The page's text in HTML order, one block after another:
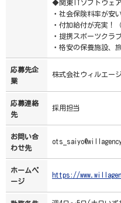
◆関東ITソフトウェ
・社会保険料率が安
・付加給付が充実！
・提携スポーツクラ
・格安の保養施設、
応募先企
業
株式会社ウィルエー
応募連絡
先
採用担当
お問い合
わせ先
ホームペ
ージ
https://